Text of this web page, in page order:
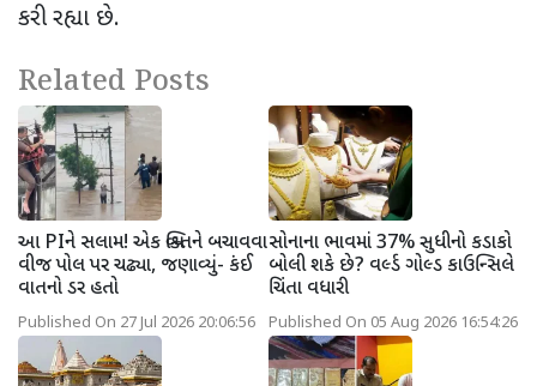
કરી રહ્યા છે.
Related Posts
આ PIને સલામ! એક વ્યક્તિને બચાવવા
વીજ પોલ પર ચઢ્યા, જણાવ્યું- કંઈ
વાતનો ડર હતો
Published On 27 Jul 2026 20:06:56
સોનાના ભાવમાં 37% સુધીનો કડાકો
બોલી શકે છે? વર્લ્ડ ગોલ્ડ કાઉન્સિલે
ચિંતા વધારી
Published On 05 Aug 2026 16:54:26